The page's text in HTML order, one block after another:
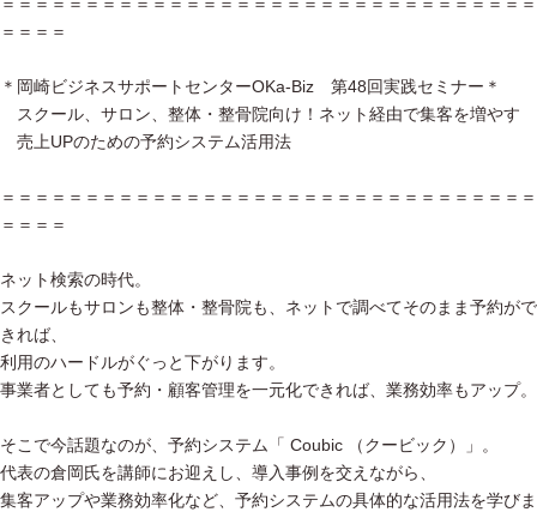
＝＝＝＝
＊岡崎ビジネスサポートセンターOKa-Biz 第48回実践セミナー＊
スクール、サロン、整体・整骨院向け！ネット経由で集客を増やす
売上UPのための予約システム活用法
＝＝＝＝＝＝＝＝＝＝＝＝＝＝＝＝＝＝＝＝＝＝＝＝＝＝＝＝＝＝＝＝
＝＝＝＝
ネット検索の時代。
スクールもサロンも整体・整骨院も、ネットで調べてそのまま予約がで
きれば、
利用のハードルがぐっと下がります。
事業者としても予約・顧客管理を一元化できれば、業務効率もアップ。
そこで今話題なのが、予約システム「 Coubic （クービック）」。
代表の倉岡氏を講師にお迎えし、導入事例を交えながら、
集客アップや業務効率化など、予約システムの具体的な活用法を学びま